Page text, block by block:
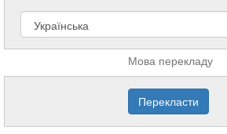
Мова перекладу